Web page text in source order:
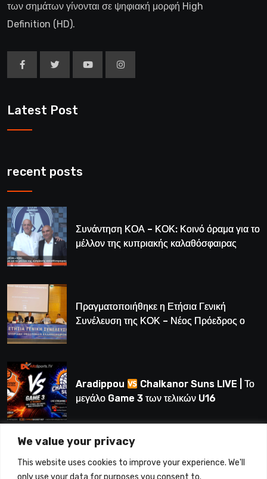
We value your privacy
This website uses cookies to improve your experience. We'll
only use your data for purposes you consent to.
των σημάτων γίνονται σε ψηφιακή μορφή High
Definition (HD).
Latest Post
recent posts
Συνάντηση ΚΟΑ – ΚΟΚ: Κοινό όραμα για το
μέλλον της κυπριακής καλαθόσφαιρας
Πραγματοποιήθηκε η Ετήσια Γενική
Συνέλευση της ΚΟΚ – Νέος Πρόεδρος ο
Aradippou
Chalkanor Suns LIVE | Το
μεγάλο Game 3 των τελικών U16
LIVE | Ύδρα Ασφαλιστική ΕΝΑΔ vs
Άτλαντας Πάφου